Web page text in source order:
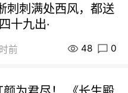
刺刺满处西风，都送
十九出·
前 48 0